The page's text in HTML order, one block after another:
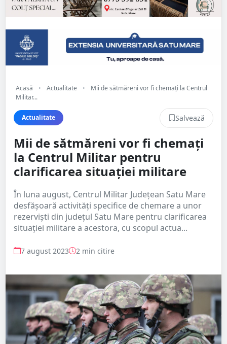
Acasă • Actualitate •
Mii de sătmăreni vor fi chemați la Centrul
Militar...
Actualitate Salvează
Mii de sătmăreni vor fi chemați
la Centrul Militar pentru
clarificarea situației militare
În luna august, Centrul Militar Județean Satu Mare
desfășoară activități specifice de chemare a unor
rezerviști din județul Satu Mare pentru clarificarea
situației militare a acestora, cu scopul actua...
7 august 2023 2 min citire